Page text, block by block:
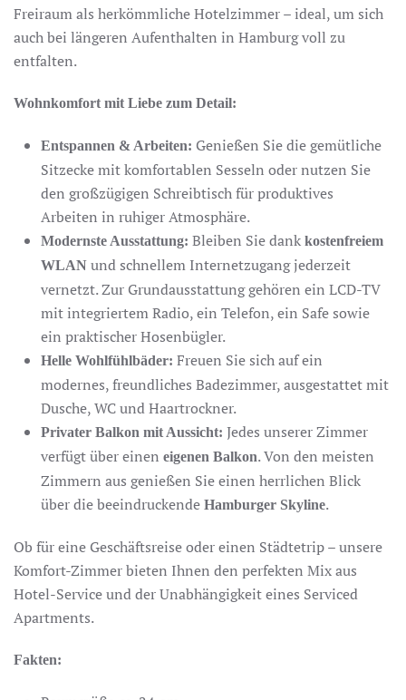
Freiraum als herkömmliche Hotelzimmer – ideal, um sich
auch bei längeren Aufenthalten in Hamburg voll zu
entfalten.
Wohnkomfort mit Liebe zum Detail:
Entspannen & Arbeiten: Genießen Sie die gemütliche
Sitzecke mit komfortablen Sesseln oder nutzen Sie
den großzügigen Schreibtisch für produktives
Arbeiten in ruhiger Atmosphäre.
Modernste Ausstattung: Bleiben Sie dank kostenfreiem
WLAN und schnellem Internetzugang jederzeit
vernetzt. Zur Grundausstattung gehören ein LCD-TV
mit integriertem Radio, ein Telefon, ein Safe sowie
ein praktischer Hosenbügler.
Helle Wohlfühlbäder: Freuen Sie sich auf ein
modernes, freundliches Badezimmer, ausgestattet mit
Dusche, WC und Haartrockner.
Privater Balkon mit Aussicht: Jedes unserer Zimmer
verfügt über einen eigenen Balkon. Von den meisten
Zimmern aus genießen Sie einen herrlichen Blick
über die beeindruckende Hamburger Skyline.
Ob für eine Geschäftsreise oder einen Städtetrip – unsere
Komfort-Zimmer bieten Ihnen den perfekten Mix aus
Hotel-Service und der Unabhängigkeit eines Serviced
Apartments.
Fakten: